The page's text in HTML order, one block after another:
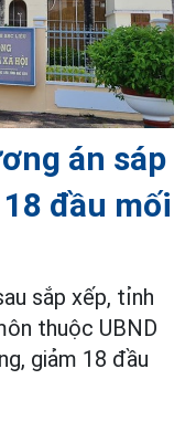
án sáp
đầu mối
sắp xếp, tỉnh
thuộc UBND
giảm 18 đầu